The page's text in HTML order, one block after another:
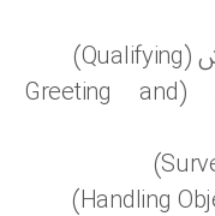
تماس اولیه و معرفی (Greeting and